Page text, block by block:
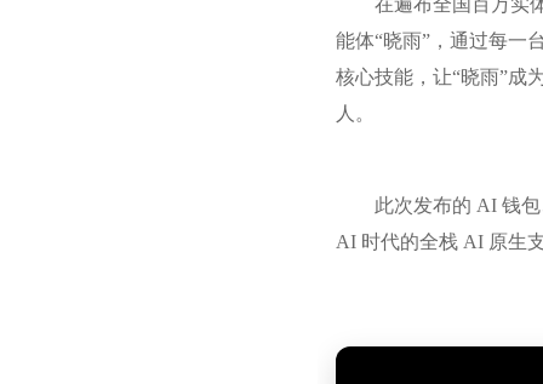
能体“晓雨”，通过每一
核心技能，让“晓雨”成
人。
此次发布的 AI 钱
AI 时代的全栈 AI 原生